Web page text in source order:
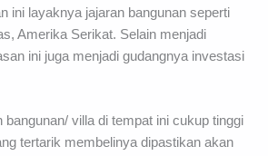
ini layaknya jajaran bangunan seperti
Amerika Serikat. Selain menjadi
ini juga menjadi gudangnya investasi
bangunan/ villa di tempat ini cukup tinggi
tertarik membelinya dipastikan akan